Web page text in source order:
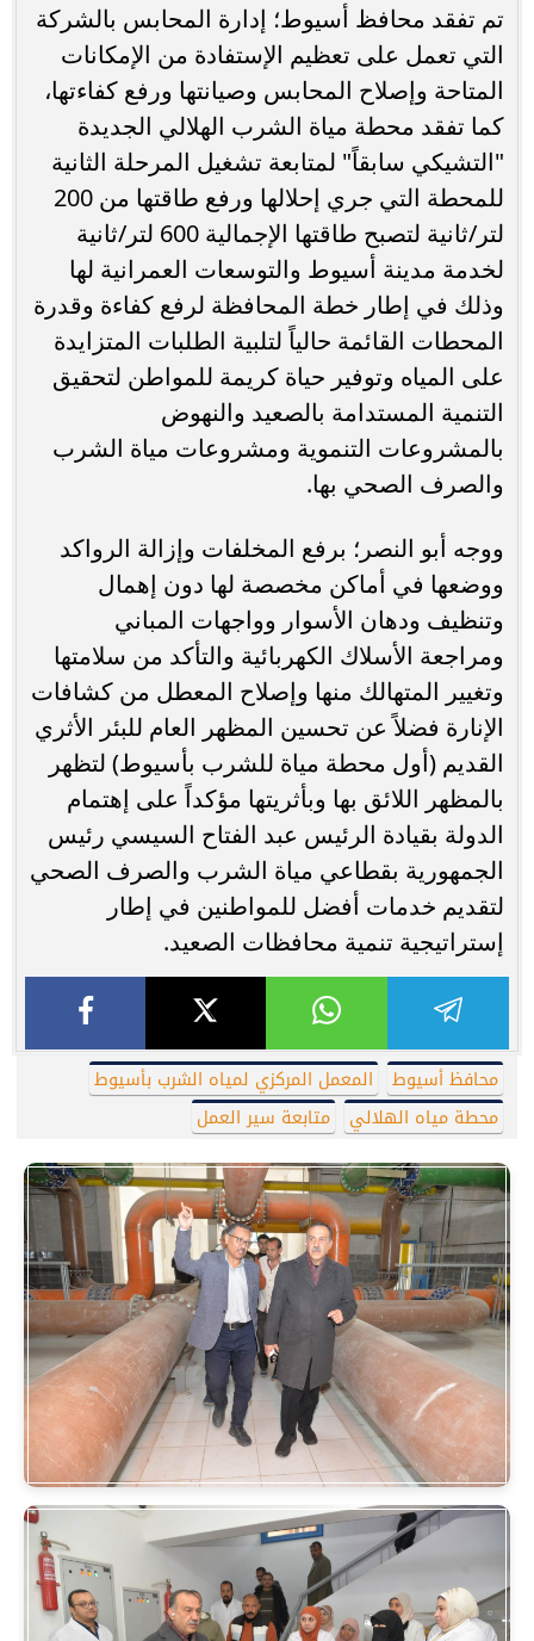
تم تفقد محافظ أسيوط؛ إدارة المحابس بالشركة
التي تعمل على تعظيم الإستفادة من الإمكانات
المتاحة وإصلاح المحابس وصيانتها ورفع كفاءتها،
كما تفقد محطة مياة الشرب الهلالي الجديدة
"التشيكي سابقاً" لمتابعة تشغيل المرحلة الثانية
للمحطة التي جري إحلالها ورفع طاقتها من 200
لتر/ثانية لتصبح طاقتها الإجمالية 600 لتر/ثانية
لخدمة مدينة أسيوط والتوسعات العمرانية لها
وذلك في إطار خطة المحافظة لرفع كفاءة وقدرة
المحطات القائمة حالياً لتلبية الطلبات المتزايدة
على المياه وتوفير حياة كريمة للمواطن لتحقيق
التنمية المستدامة بالصعيد والنهوض
بالمشروعات التنموية ومشروعات مياة الشرب
والصرف الصحي بها.
ووجه أبو النصر؛ برفع المخلفات وإزالة الرواكد
ووضعها في أماكن مخصصة لها دون إهمال
وتنظيف ودهان الأسوار وواجهات المباني
ومراجعة الأسلاك الكهربائية والتأكد من سلامتها
وتغيير المتهالك منها وإصلاح المعطل من كشافات
الإنارة فضلاً عن تحسين المظهر العام للبئر الأثري
القديم (أول محطة مياة للشرب بأسيوط) لتظهر
بالمظهر اللائق بها وبأثريتها مؤكداً على إهتمام
الدولة بقيادة الرئيس عبد الفتاح السيسي رئيس
الجمهورية بقطاعي مياة الشرب والصرف الصحي
لتقديم خدمات أفضل للمواطنين في إطار
إستراتيجية تنمية محافظات الصعيد.
محافظ أسيوط
المعمل المركزي لمياه الشرب بأسيوط
محطة مياه الهلالي
متابعة سير العمل